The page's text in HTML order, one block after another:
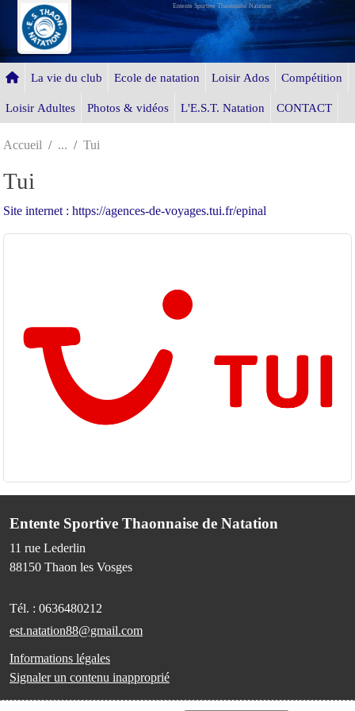
Entente Sportive Thaonnaise Natation
La vie du club Ecole de natation Loisir Ados Compétition
Loisir Adultes Photos & vidéos L'E.S.T. Natation CONTACT
Accueil Tui
Tui
Site internet : https://agences-de-voyages.tui.fr/epinal
Entente Sportive Thaonnaise de Natation
11 rue Lederlin
88150 Thaon les Vosges
Tél. : 0636480212
est.natation88@gmail.com
Informations légales
Signaler un contenu inapproprié
Panneau de gestion des cookies